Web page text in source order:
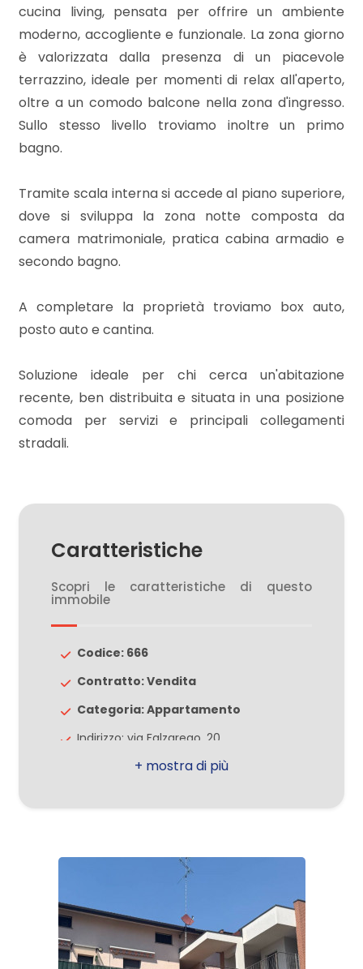
cucina living, pensata per offrire un ambiente
moderno, accogliente e funzionale. La zona giorno
è valorizzata dalla presenza di un piacevole
terrazzino, ideale per momenti di relax all'aperto,
oltre a un comodo balcone nella zona d'ingresso.
Sullo stesso livello troviamo inoltre un primo
bagno.
Tramite scala interna si accede al piano superiore,
dove si sviluppa la zona notte composta da
camera matrimoniale, pratica cabina armadio e
secondo bagno.
A completare la proprietà troviamo box auto,
posto auto e cantina.
Soluzione ideale per chi cerca un'abitazione
recente, ben distribuita e situata in una posizione
comoda per servizi e principali collegamenti
stradali.
Caratteristiche
Scopri le caratteristiche di questo
immobile
Codice: 666
Contratto: Vendita
Categoria: Appartamento
Indirizzo: via Falzarego, 20
CAP: 20023
Locali: 2
Stato conservazione: Ottimo
Piano: 2
Locali
minimi
Qualsiasi
1
2
3
5
Bagni
Qualsiasi